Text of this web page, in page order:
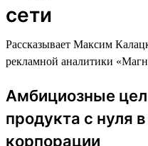
сети
Рассказывает Максим
рекламной аналитики
Амбициозные
продукта с нуля
корпорации